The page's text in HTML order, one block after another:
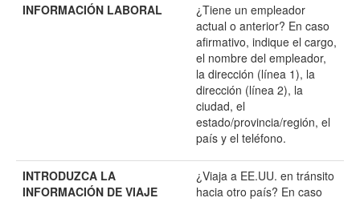
INFORMACIÓN LABORAL
¿Tiene un empleador
actual o anterior? En caso
afirmativo, indique el cargo,
el nombre del empleador,
la dirección (línea 1), la
dirección (línea 2), la
ciudad, el
estado/provincia/región, el
país y el teléfono.
INTRODUZCA LA
INFORMACIÓN DE VIAJE
¿Viaja a EE.UU. en tránsito
hacia otro país? En caso